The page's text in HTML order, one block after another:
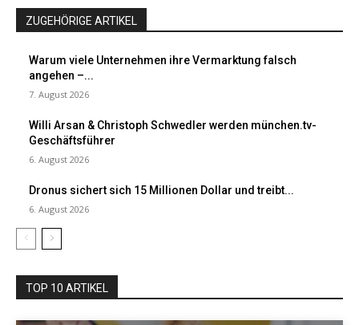
ZUGEHÖRIGE ARTIKEL
Warum viele Unternehmen ihre Vermarktung falsch
angehen –...
7. August 2026
Willi Arsan & Christoph Schwedler werden münchen.tv-
Geschäftsführer
6. August 2026
Dronus sichert sich 15 Millionen Dollar und treibt...
6. August 2026
TOP 10 ARTIKEL